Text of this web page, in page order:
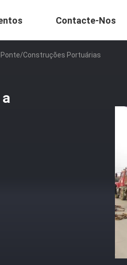
Contacte-Nos
Ponte/construções Portuárias